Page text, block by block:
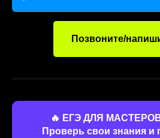
Позвоните/
🔥 ЕГЭ ДЛЯ
Проверь свои знания и